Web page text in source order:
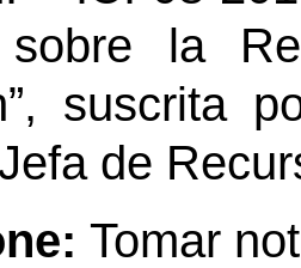
sobre la
suscrita
de
Tomar